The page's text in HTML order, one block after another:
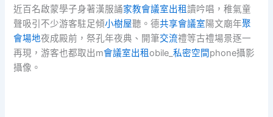
近百名啟蒙學子身著漢服誦家教會議室出租讀吟唱，稚氣童
聲吸引不少游客駐足傾小樹屋聽。德共享會議室陽文廟年聚
會場地夜成殿前，祭孔年夜典、開筆交流禮等古禮場景逐一
再現，游客也都取出m會議室出租obile_私密空間phone攝影
攝像。